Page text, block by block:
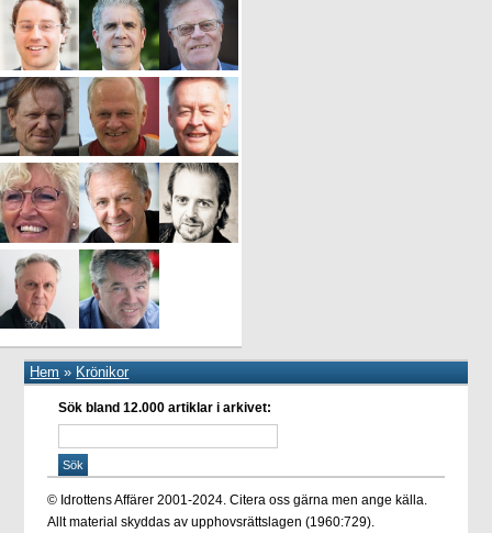
Hem » Krönikor
Sök bland 12.000 artiklar i arkivet:
© Idrottens Affärer 2001-2024. Citera oss gärna men ange källa.
Allt material skyddas av upphovsrättslagen (1960:729).